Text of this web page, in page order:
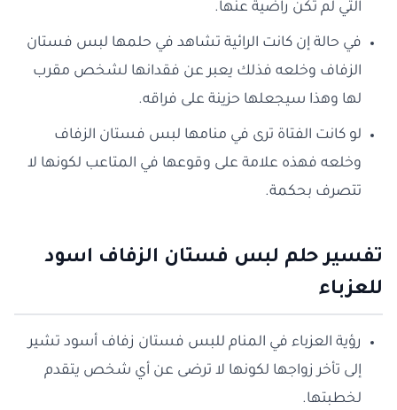
التي لم تكن راضية عنها.
في حالة إن كانت الرائية تشاهد في حلمها لبس فستان
الزفاف وخلعه فذلك يعبر عن فقدانها لشخص مقرب
لها وهذا سيجعلها حزينة على فراقه.
لو كانت الفتاة ترى في منامها لبس فستان الزفاف
وخلعه فهذه علامة على وقوعها في المتاعب لكونها لا
تتصرف بحكمة.
تفسير حلم لبس فستان الزفاف اسود
للعزباء
رؤية العزباء في المنام للبس فستان زفاف أسود تشير
إلى تأخر زواجها لكونها لا ترضى عن أي شخص يتقدم
لخطبتها.